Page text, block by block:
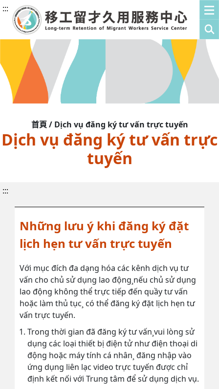
:::
首頁 / Dịch vụ đăng ký tư vấn trực tuyến
Dịch vụ đăng ký tư vấn trực
tuyến
:::
Những lưu ý khi đăng ký đặt
lịch hẹn tư vấn trực tuyến
Với mục đích đa dạng hóa các kênh dịch vụ tư
vấn cho chủ sử dụng lao động¸nếu chủ sử dụng
lao động không thể trực tiếp đến quầy tư vấn
hoặc làm thủ tục¸ có thể đăng ký đặt lịch hẹn tư
vấn trực tuyến.
Trong thời gian đã đăng ký tư vấn¸vui lòng sử
dụng các loại thiết bị điện tử như điện thoại di
động hoặc máy tính cá nhân¸ đăng nhập vào
ứng dụng liên lạc video trực tuyến được chỉ
định kết nối với Trung tâm để sử dụng dịch vụ.